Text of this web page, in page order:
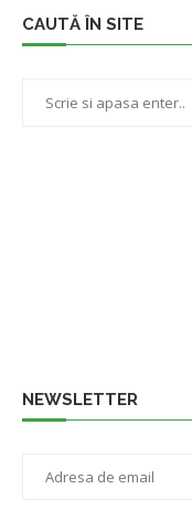
CAUTĂ ÎN SITE
NEWSLETTER